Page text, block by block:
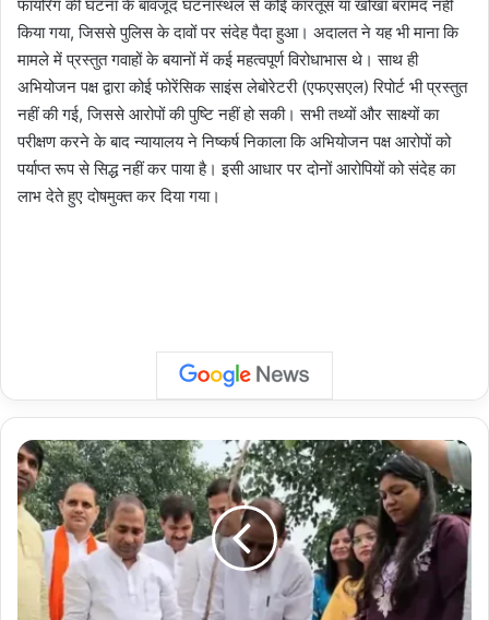
फायरिंग की घटना के बावजूद घटनास्थल से कोई कारतूस या खोखा बरामद नहीं
किया गया, जिससे पुलिस के दावों पर संदेह पैदा हुआ। अदालत ने यह भी माना कि
मामले में प्रस्तुत गवाहों के बयानों में कई महत्वपूर्ण विरोधाभास थे। साथ ही
अभियोजन पक्ष द्वारा कोई फोरेंसिक साइंस लेबोरेटरी (एफएसएल) रिपोर्ट भी प्रस्तुत
नहीं की गई, जिससे आरोपों की पुष्टि नहीं हो सकी। सभी तथ्यों और साक्ष्यों का
परीक्षण करने के बाद न्यायालय ने निष्कर्ष निकाला कि अभियोजन पक्ष आरोपों को
पर्याप्त रूप से सिद्ध नहीं कर पाया है। इसी आधार पर दोनों आरोपियों को संदेह का
लाभ देते हुए दोषमुक्त कर दिया गया।
World
Environment
Day:
विश्व
पर्यावरण
गौतमबुद्धनगर